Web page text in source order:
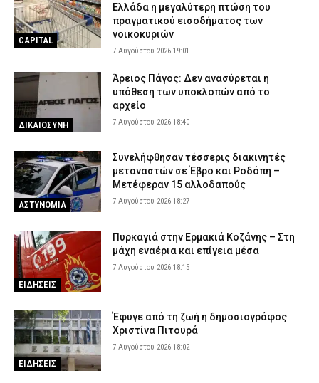
CAPITAL
Ελλάδα η μεγαλύτερη πτώση του
πραγματικού εισοδήματος των
νοικοκυριών
7 Αυγούστου 2026 19:01
ΔΙΚΑΙΟΣΥΝΗ
Άρειος Πάγος: Δεν ανασύρεται η
υπόθεση των υποκλοπών από το
αρχείο
7 Αυγούστου 2026 18:40
ΑΣΤΥΝΟΜΙΑ
Συνελήφθησαν τέσσερις διακινητές
μεταναστών σε Έβρο και Ροδόπη –
Μετέφεραν 15 αλλοδαπούς
7 Αυγούστου 2026 18:27
ΕΙΔΗΣΕΙΣ
Πυρκαγιά στην Ερμακιά Κοζάνης – Στη
μάχη εναέρια και επίγεια μέσα
7 Αυγούστου 2026 18:15
ΕΙΔΗΣΕΙΣ
Έφυγε από τη ζωή η δημοσιογράφος
Χριστίνα Πιτουρά
7 Αυγούστου 2026 18:02